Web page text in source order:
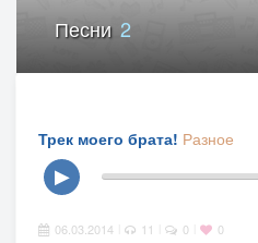
Песни 2
Трек моего брата! Разное
▶
06.03.2014 11 0 0